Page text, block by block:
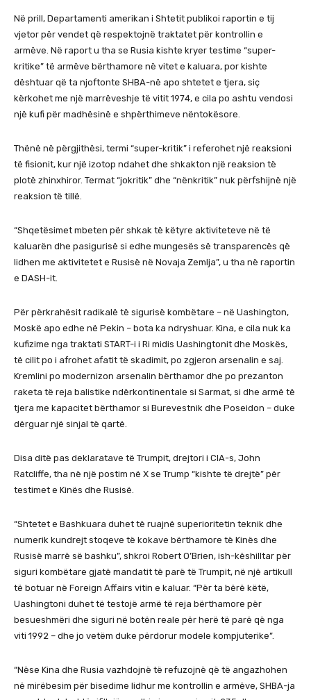
Në prill, Departamenti amerikan i Shtetit publikoi raportin e tij
vjetor për vendet që respektojnë traktatet për kontrollin e
armëve. Në raport u tha se Rusia kishte kryer testime “super-
kritike” të armëve bërthamore në vitet e kaluara, por kishte
dështuar që ta njoftonte SHBA-në apo shtetet e tjera, siç
kërkohet me një marrëveshje të vitit 1974, e cila po ashtu vendosi
një kufi për madhësinë e shpërthimeve nëntokësore.
Thënë në përgjithësi, termi “super-kritik” i referohet një reaksioni
të fisionit, kur një izotop ndahet dhe shkakton një reaksion të
plotë zhinxhiror. Termat “jokritik” dhe “nënkritik” nuk përfshijnë një
reaksion të tillë.
“Shqetësimet mbeten për shkak të këtyre aktiviteteve në të
kaluarën dhe pasigurisë si edhe mungesës së transparencës që
lidhen me aktivitetet e Rusisë në Novaja Zemlja”, u tha në raportin
e DASH-it.
Për përkrahësit radikalë të sigurisë kombëtare – në Uashington,
Moskë apo edhe në Pekin – bota ka ndryshuar. Kina, e cila nuk ka
kufizime nga traktati START-i i Ri midis Uashingtonit dhe Moskës,
të cilit po i afrohet afatit të skadimit, po zgjeron arsenalin e saj.
Kremlini po modernizon arsenalin bërthamor dhe po prezanton
raketa të reja balistike ndërkontinentale si Sarmat, si dhe armë të
tjera me kapacitet bërthamor si Burevestnik dhe Poseidon – duke
dërguar një sinjal të qartë.
Disa ditë pas deklaratave të Trumpit, drejtori i CIA-s, John
Ratcliffe, tha në një postim në X se Trump “kishte të drejtë” për
testimet e Kinës dhe Rusisë.
“Shtetet e Bashkuara duhet të ruajnë superioritetin teknik dhe
numerik kundrejt stoqeve të kokave bërthamore të Kinës dhe
Rusisë marrë së bashku”, shkroi Robert O’Brien, ish-këshilltar për
siguri kombëtare gjatë mandatit të parë të Trumpit, në një artikull
të botuar në Foreign Affairs vitin e kaluar. “Për ta bërë këtë,
Uashingtoni duhet të testojë armë të reja bërthamore për
besueshmëri dhe siguri në botën reale për herë të parë që nga
viti 1992 – dhe jo vetëm duke përdorur modele kompjuterike”.
“Nëse Kina dhe Rusia vazhdojnë të refuzojnë që të angazhohen
në mirëbesim për bisedime lidhur me kontrollin e armëve, SHBA-ja